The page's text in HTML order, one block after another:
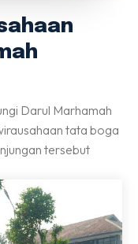
Darul Marhamah
tata boga
tersebut